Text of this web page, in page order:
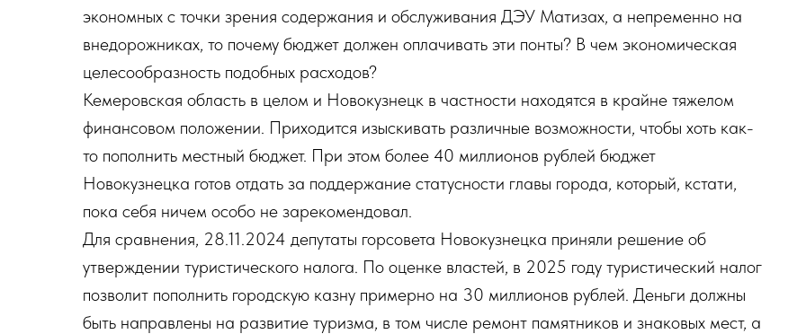
экономных с точки зрения содержания и обслуживания ДЭУ Матизах, а непременно на
внедорожниках, то почему бюджет должен оплачивать эти понты? В чем экономическая
целесообразность подобных расходов?
Кемеровская область в целом и Новокузнецк в частности находятся в крайне тяжелом
финансовом положении. Приходится изыскивать различные возможности, чтобы хоть как-
то пополнить местный бюджет. При этом более 40 миллионов рублей бюджет
Новокузнецка готов отдать за поддержание статусности главы города, который, кстати,
пока себя ничем особо не зарекомендовал.
Для сравнения, 28.11.2024 депутаты горсовета Новокузнецка приняли решение об
утверждении туристического налога. По оценке властей, в 2025 году туристический налог
позволит пополнить городскую казну примерно на 30 миллионов рублей. Деньги должны
быть направлены на развитие туризма, в том числе ремонт памятников и знаковых мест, а